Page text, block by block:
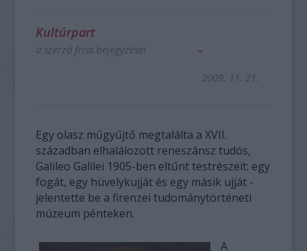
Kultúrpart
a szerző friss bejegyzései
2009. 11. 21.
Egy olasz műgyűjtő megtalálta a XVII.
században elhalálozott reneszánsz tudós,
Galileo Galilei 1905-ben eltűnt testrészeit: egy
fogát, egy hüvelykujját és egy másik ujját -
jelentette be a firenzei tudománytörténeti
múzeum pénteken.
A